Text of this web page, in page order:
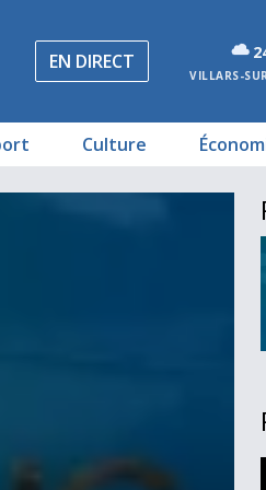
EN DIRECT
VILLARS-
Culture